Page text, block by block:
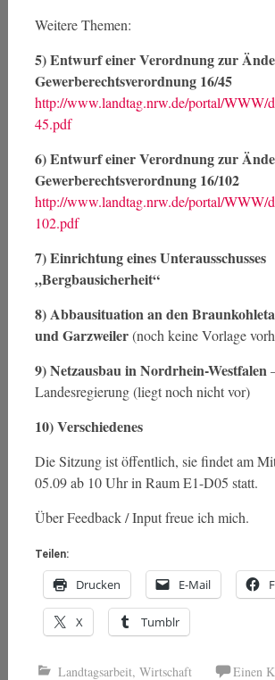
Weitere Themen:
5) Entwurf einer Verordnung zur
Gewerberechtsverordnung 16/45
http://www.landtag.nrw.de/portal/
45.pdf
6) Entwurf einer Verordnung zur
Gewerberechtsverordnung 16/102
http://www.landtag.nrw.de/portal/
102.pdf
7) Einrichtung eines Unterausschusses
„Bergbausicherheit“
8) Abbausituation an den
und Garzweiler(noch keine Vorlage
9) Netzausbau in Nordrhein-Westfalen
Landesregierung (liegt noch nicht vor)
10) Verschiedenes
Die Sitzung ist öffentlich, sie findet am
05.09 ab 10 Uhr in Raum E1-D05 statt.
Über Feedback / Input freue ich mich.
Teilen:
Drucken E-Mail
X Tumblr
Landtagsarbeit, Wirtschaft
Einen